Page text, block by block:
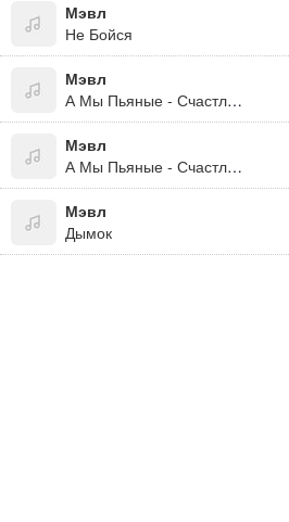
Мэвл
Не Бойся
Мэвл
А Мы Пьяные - Счастливые
Мэвл
А Мы Пьяные - Счастливые 2019
Мэвл
Дымок